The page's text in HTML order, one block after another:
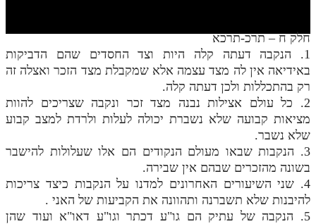
חלק יב
חלק יג
חלק יד
חלק טו
בית שער הכוונות
שידור חי
חלק ח – תרכ-תרכא
1. הנקבה דעתה קלה היות וצד החסדים שהם הדביקות
באידיאה אין לה מצד עצמה אלא שמקבלת מצד הזכר ואצלה זה
רק בהתכללות ולכן דעתה קלה.
2. כל עולם אצילות נבנה מצד זכר ונקבה שצריכים להוות
מציאות קבועה שלא נשברת יכולה לעלות ולרדת למצב קבוע
שלא נשבר.
3. הנקבות שבאו מעולם הנקודים הם אלו שעלולות להישבר
בשונה מהזכרים שבהם אין שבירה.
4. שני השיעורים האחרונים למדנו על הנקבות כיצד צריכות
להיבנות שלא תשברנה ותהוונה את הקביעות של האני .
5. הנקבה של עתיק הם גו"ע דכתר וגו"ע דאו"א ועוד שהן